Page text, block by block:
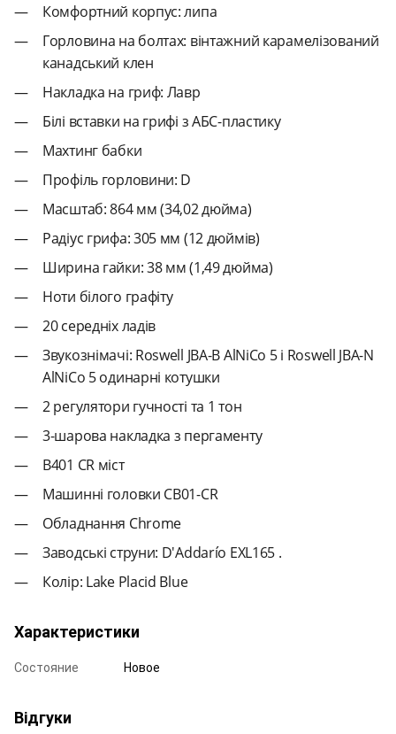
Комфортний корпус: липа
Горловина на болтах: вінтажний карамелізований
канадський клен
Накладка на гриф: Лавр
Білі вставки на грифі з АБС-пластику
Махтинг бабки
Профіль горловини: D
Масштаб: 864 мм (34,02 дюйма)
Радіус грифа: 305 мм (12 дюймів)
Ширина гайки: 38 мм (1,49 дюйма)
Ноти білого графіту
20 середніх ладів
Звукознімачі: Roswell JBA-B AlNiCo 5 і Roswell JBA-N
AlNiCo 5 одинарні котушки
2 регулятори гучності та 1 тон
3-шарова накладка з пергаменту
B401 CR міст
Машинні головки CB01-CR
Обладнання Chrome
Заводські струни: D'Addarío EXL165 .
Колір: Lake Placid Blue
Характеристики
Состояние Новое
Відгуки